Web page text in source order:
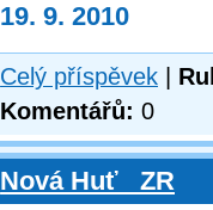
19. 9. 2010
Celý příspěvek
Komentářů: 0
Nová Huť _ZR